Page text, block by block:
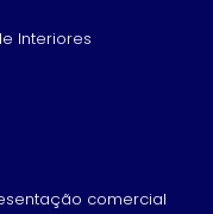
Interiores
comercial